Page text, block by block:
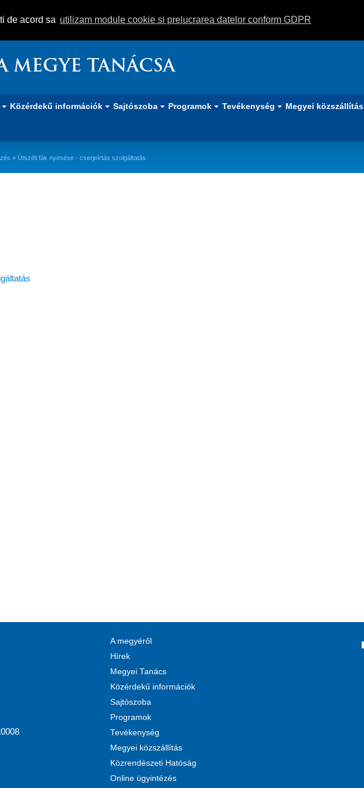
de acord sa utilizam module cookie si prelucrarea datelor conform GDPR
MEGYE TANÁCSA
Közérdekű információk Sajtószoba Programok Tevékenység Megyei közszállítás
» Útszéli fák nyesése - cserjeírtás szolgáltatás
A megyéről
Hírek
Megyei Tanács
Közérdekű információk
Sajtószoba
Programok
Tevékenység
Megyei közszállítás
Közrendészeti Hatóság
Online ügyintézés